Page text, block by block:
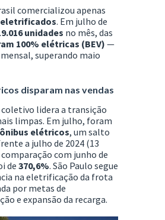
comercializou apenas
eletrificados. Em julho de
unidades no mês, das
100% elétricas (BEV) —
superando maio
disparam nas vendas
lidera a transição
limpas. Em julho, foram
ônibus elétricos, um salto
a julho de 2024 (13
comparação com junho de
de 370,6%. São Paulo segue
na eletrificação da frota
por metas de
e expansão da recarga.